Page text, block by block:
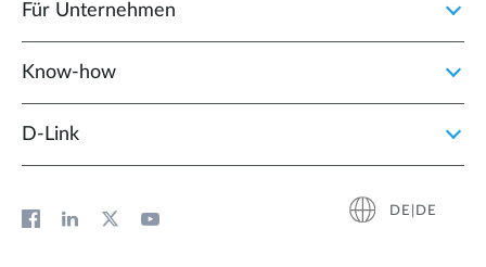
Für Unternehmen
Know-how
D‑Link
DE|DE